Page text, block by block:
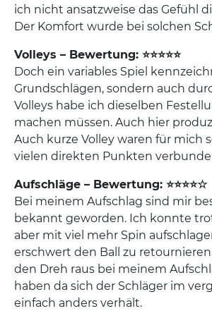
ich nicht ansatzweise das Gefühl
Der Komfort wurde bei solchen
Volleys – Bewertung: ⭐⭐⭐⭐⭐
Doch ein variables Spiel
Grundschlägen, sondern auch
Volleys habe ich dieselben
machen müssen. Auch hier
Auch kurze Volley waren für mich
vielen direkten Punkten
Aufschläge – Bewertung: ⭐⭐⭐⭐☆
Bei meinem Aufschlag sind mir
bekannt geworden. Ich konnte
aber mit viel mehr Spin
erschwert den Ball zu
den Dreh raus bei meinem
haben da sich der Schläger im
einfach anders verhält.